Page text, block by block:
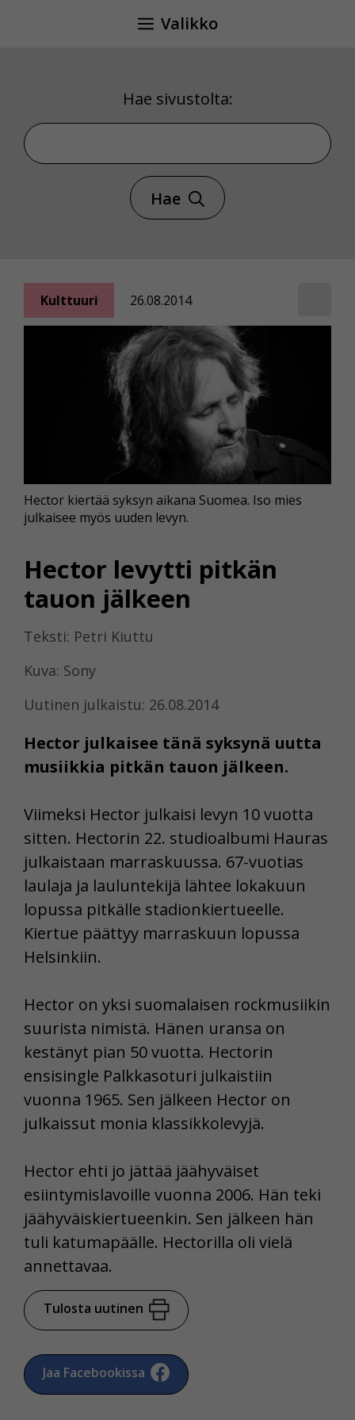
Valikko
Hae sivustolta:
Hae sivustolta
Hae
Kulttuuri 26.08.2014
Hector levytti pitkän
tauon jälkeen
Teksti: Petri Kiuttu
Kuva: Sony
Uutinen julkaistu: 26.08.2014
Hector julkaisee tänä syksynä uutta
musiikkia pitkän tauon jälkeen.
Hector kiertää syksyn aikana Suomea. Iso mies
julkaisee myös uuden levyn.
Viimeksi Hector julkaisi levyn 10 vuotta
sitten. Hectorin 22. studioalbumi Hauras
julkaistaan marraskuussa. 67-vuotias
laulaja ja lauluntekijä lähtee lokakuun
lopussa pitkälle stadionkiertueelle.
Kiertue päättyy marraskuun lopussa
Helsinkiin.
Hector on yksi suomalaisen rockmusiikin
suurista nimistä. Hänen uransa on
kestänyt pian 50 vuotta. Hectorin
ensisingle Palkkasoturi julkaistiin
vuonna 1965. Sen jälkeen Hector on
julkaissut monia klassikkolevyjä.
Hector ehti jo jättää jäähyväiset
esiintymislavoille vuonna 2006. Hän teki
jäähyväiskiertueenkin. Sen jälkeen hän
tuli katumapäälle. Hectorilla oli vielä
annettavaa.
Tulosta uutinen
Jaa Facebookissa